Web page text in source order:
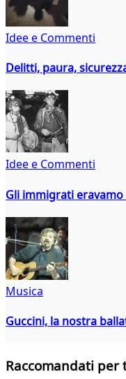
Idee e Commenti
Delitti, paura,
Idee e Commenti
Gli immigrati
Musica
Guccini, la nostra
Raccomandati per